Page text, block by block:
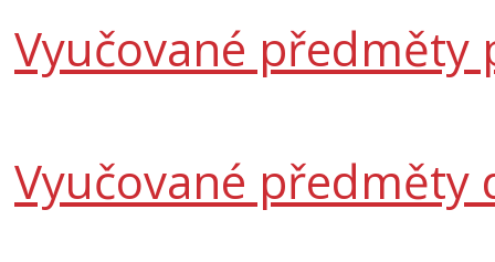
Vyučované předměty
Vyučované předměty